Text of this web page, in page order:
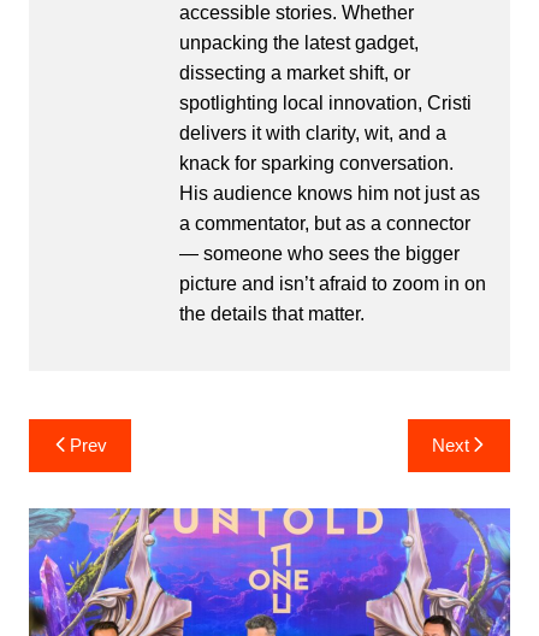
accessible stories. Whether
unpacking the latest gadget,
dissecting a market shift, or
spotlighting local innovation, Cristi
delivers it with clarity, wit, and a
knack for sparking conversation.
His audience knows him not just as
a commentator, but as a connector
— someone who sees the bigger
picture and isn’t afraid to zoom in on
the details that matter.
Post
navigation
Prev Next